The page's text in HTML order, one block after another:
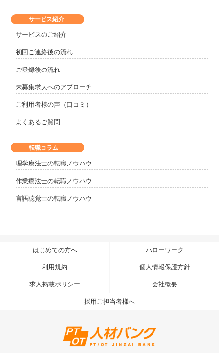
サービス紹介
サービスのご紹介
初回ご連絡後の流れ
ご登録後の流れ
未募集求人へのアプローチ
ご利用者様の声（口コミ）
よくあるご質問
転職コラム
理学療法士の転職ノウハウ
作業療法士の転職ノウハウ
言語聴覚士の転職ノウハウ
はじめての方へ ハローワーク
利用規約 個人情報保護方針
求人掲載ポリシー 会社概要
採用ご担当者様へ